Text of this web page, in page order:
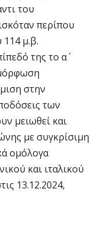
του
περίπου
114 μ.β.
της το α΄
στην
των
μειωθεί και
με συγκρίσιμη
ομόλογα
και ιταλικού
13.12.2024,